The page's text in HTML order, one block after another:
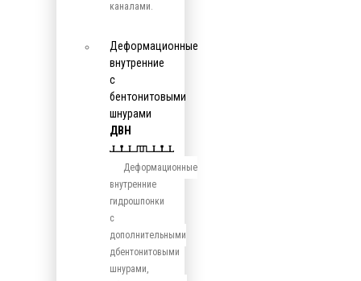
каналами.
Деформационные
внутренние
с
бентонитовыми
шнурами
ДВН
Деформационные
внутренние
гидрошпонки
с
дополнительными
дбентонитовыми
шнурами,